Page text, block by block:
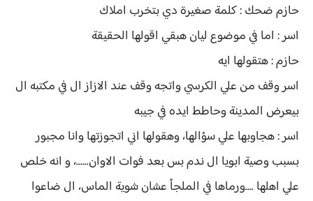
حازم ضحك : كلمة صغيرة دي بتخرب املاك
اسر : اما في موضوع ليان هبقي اقولها الحقيقة
حازم : هتقولها ايه
اسر وقف من علي الكرسي واتجه وقف عند الازاز ال في مكتبه ال
بيعرض المدينة وحاطط ايده في جيبه
اسر : هجاوبها علي سؤالها، وهقولها اني اتجوزتها وانا مجبور
بسبب وصية ابويا ال ندم بس بعد فوات الاوان......، و انه خلص
علي اهلها ....ورماها في الملجأ عشان شوية الماس، ال ضاعوا